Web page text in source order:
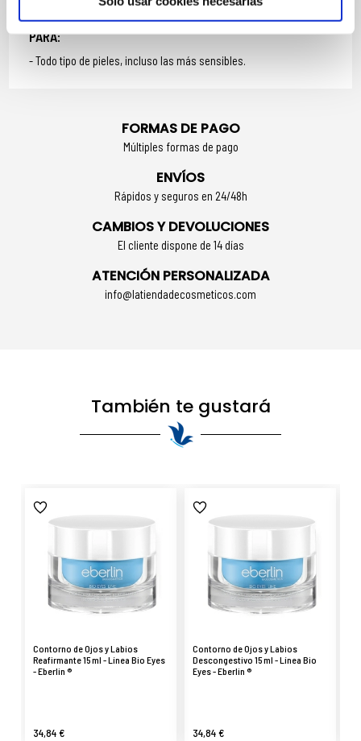
MASCARILLA REPARADORA DE OJOS Y LABIOS IDEAL
PARA:
Todo tipo de pieles, incluso las más sensibles.
FORMAS DE PAGO
Múltiples formas de pago
ENVÍOS
Rápidos y seguros en 24/48h
CAMBIOS Y DEVOLUCIONES
El cliente dispone de 14 días
ATENCIÓN PERSONALIZADA
info@latiendadecosmeticos.com
También te gustará
Contorno de Ojos y Labios
Reafirmante 15 ml - Línea Bio Eyes
- Eberlin ®
34,84 €
Contorno de Ojos y Labios
Descongestivo 15 ml - Línea Bio
Eyes - Eberlin ®
34,84 €